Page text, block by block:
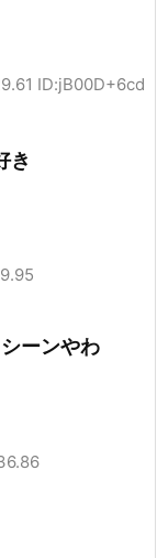
ID:jB00D+6cd
き
ーンやわ